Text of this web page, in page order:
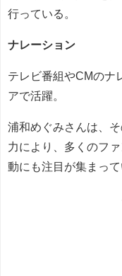
行っている。
ナレーション
テレビ番組やCMのナ
アで活躍。
浦和めぐみさんは、
力により、多くのフ
動にも注目が集まって